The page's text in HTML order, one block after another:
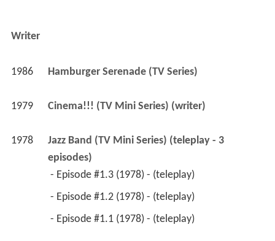
Writer
1986 Hamburger Serenade (TV Series)
1979 Cinema!!! (TV Mini Series) (writer)
1978
Jazz Band (TV Mini Series) (teleplay - 3
episodes)
- Episode #1.3 (1978) - (teleplay)
- Episode #1.2 (1978) - (teleplay)
- Episode #1.1 (1978) - (teleplay)